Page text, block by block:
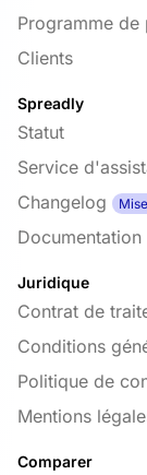
Programme de
Clients
Spreadly
Statut
Service
Changelog
Documentation
Juridique
Contrat de
Conditions
Politique de
Mentions
Comparer